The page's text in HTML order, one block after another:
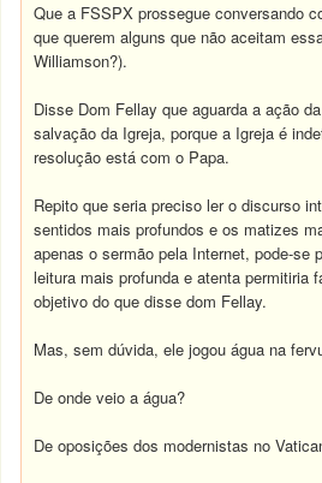
Que a FSSPX prossegue conversando
que querem alguns que não aceitam
Williamson?).
Disse Dom Fellay que aguarda a ação
salvação da Igreja, porque a Igreja é
resolução está com o Papa.
Repito que seria preciso ler o discurso
sentidos mais profundos e os matizes
apenas o sermão pela Internet, pode-se
leitura mais profunda e atenta permitiria
objetivo do que disse dom Fellay.
Mas, sem dúvida, ele jogou água na
De onde veio a água?
De oposições dos modernistas no